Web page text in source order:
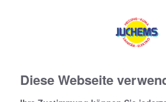
Diese Webseite